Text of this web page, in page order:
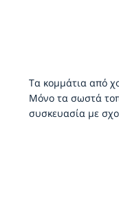
Τα κομμάτια από
Μόνο τα σωστά
συσκευασία με